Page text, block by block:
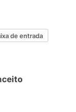
de entrada